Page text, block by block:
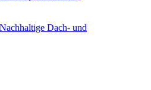
Nachhaltige Dach- und